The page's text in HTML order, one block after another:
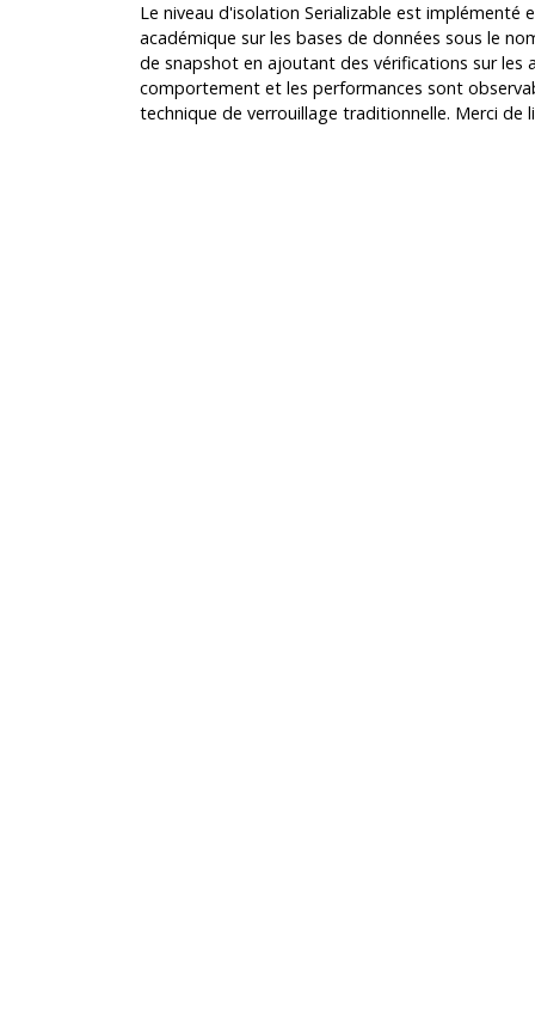
Le niveau d'isolation Serializable est
académique sur les bases de données sous le
de snapshot en ajoutant des vérifications sur les
comportement et les performances sont
technique de verrouillage traditionnelle. Merci de